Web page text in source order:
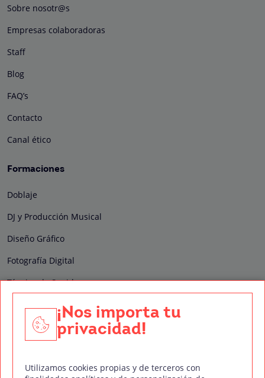
Sobre nosotr@s
Empresas colaboradoras
Staff
Blog
FAQ’s
Contacto
Canal ético
Formaciones
Doblaje
DJ y Producción Musical
Diseño Gráfico
Fotografía Digital
Técnico de Sonido
Edición y Postproducción de Vídeo
Nuestros sellos de calidad
¡Nos importa tu
privacidad!
Utilizamos cookies propias y de terceros con